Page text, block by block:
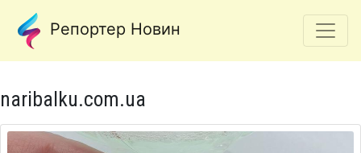
Репортер Новин
naribalku.com.ua